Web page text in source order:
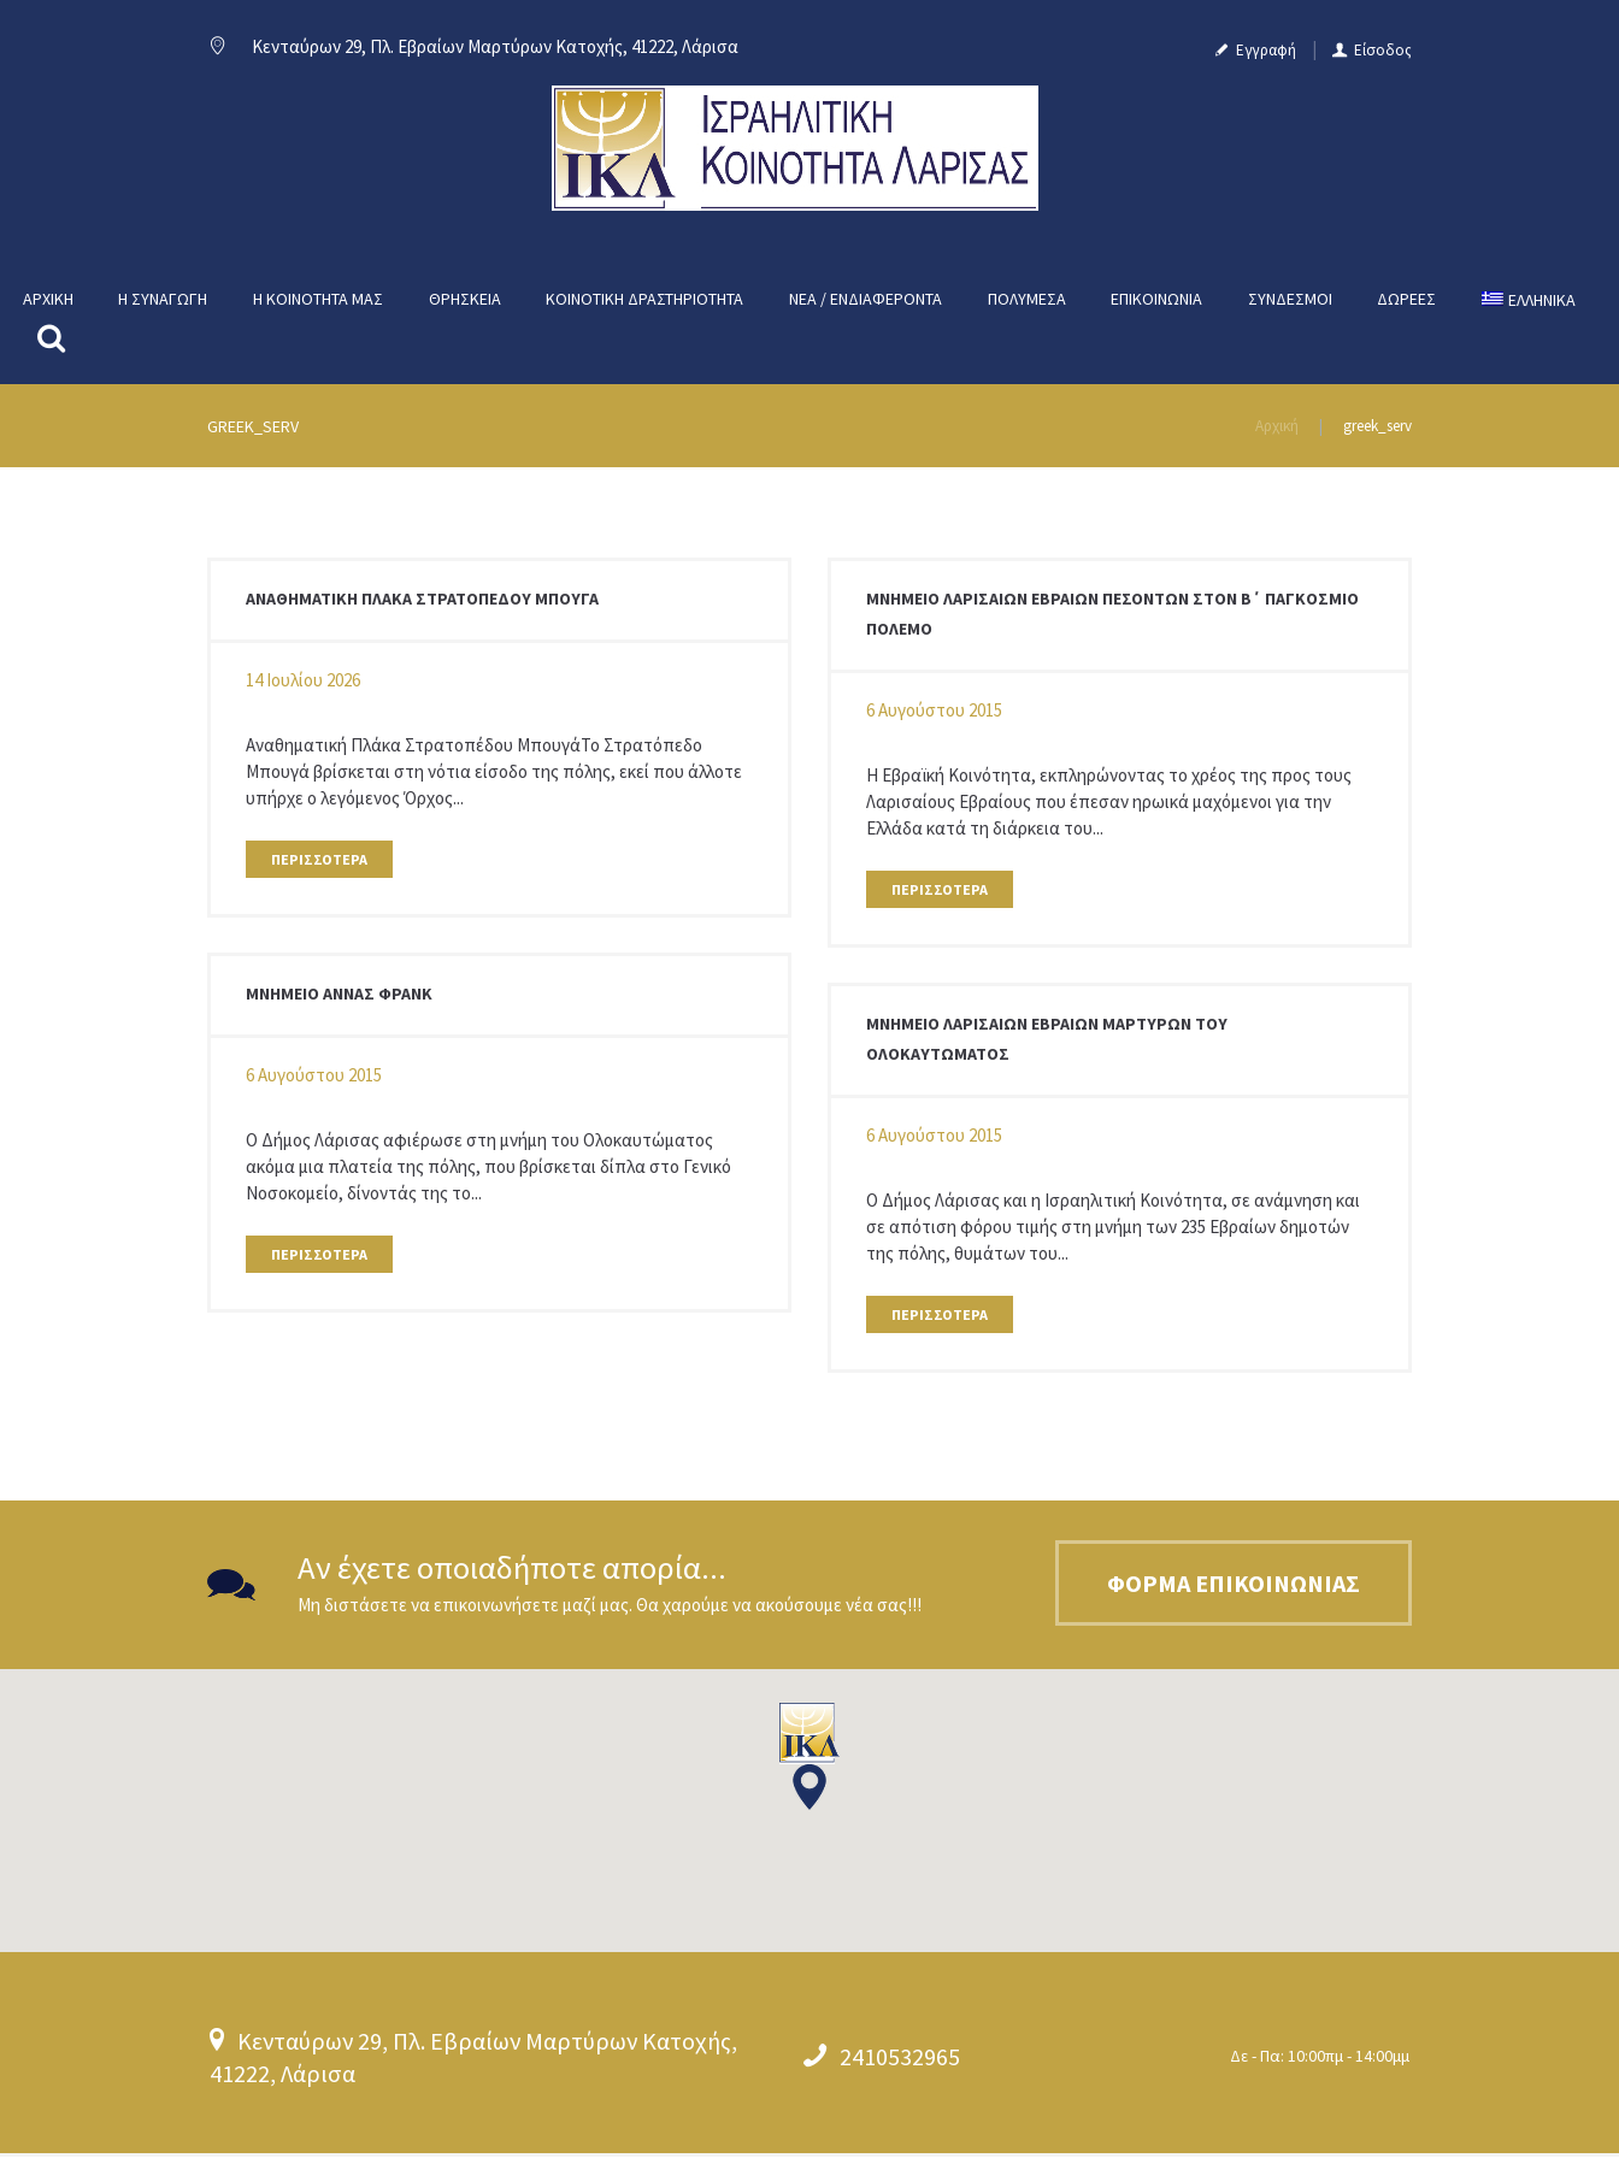
Κενταύρων 29, Πλ. Εβραίων Μαρτύρων Κατοχής, 41222, Λάρισα Εγγραφή Είσοδος
ΑΡΧΙΚΉ Η ΣΥΝΑΓΩΓΉ Η ΚΟΙΝΌΤΗΤΑ ΜΑΣ ΘΡΗΣΚΕΊΑ ΚΟΙΝΟΤΙΚΉ ΔΡΑΣΤΗΡΙΌΤΗΤΑ ΝΈΑ / ΕΝΔΙΑΦΈΡΟΝΤΑ ΠΟΛΥΜΈΣΑ ΕΠΙΚΟΙΝΩΝΊΑ ΣΎΝΔΕΣΜΟΙ ΔΩΡΕΈΣ ΕΛΛΗΝΙΚΑ
GREEK_SERV Αρχική greek_serv
ΑΝΑΘΗΜΑΤΙΚΉ ΠΛΆΚΑ ΣΤΡΑΤΟΠΈΔΟΥ ΜΠΟΥΓΆ
14 Ιουλίου 2026
Αναθηματική Πλάκα Στρατοπέδου ΜπουγάΤο Στρατόπεδο
Μπουγά βρίσκεται στη νότια είσοδο της πόλης, εκεί που άλλοτε
υπήρχε ο λεγόμενος Όρχος...
ΠΕΡΙΣΣΌΤΕΡΑ
ΜΝΗΜΕΊΟ ΛΑΡΙΣΑΊΩΝ ΕΒΡΑΊΩΝ ΠΕΣΌΝΤΩΝ ΣΤΟΝ Β΄ ΠΑΓΚΌΣΜΙΟ
ΠΌΛΕΜΟ
6 Αυγούστου 2015
Η Εβραϊκή Κοινότητα, εκπληρώνοντας το χρέος της προς τους
Λαρισαίους Εβραίους που έπεσαν ηρωικά μαχόμενοι για την
Ελλάδα κατά τη διάρκεια του...
ΠΕΡΙΣΣΌΤΕΡΑ
ΜΝΗΜΕΊΟ ΆΝΝΑΣ ΦΡΑΝΚ
6 Αυγούστου 2015
Ο Δήμος Λάρισας αφιέρωσε στη μνήμη του Ολοκαυτώματος
ακόμα μια πλατεία της πόλης, που βρίσκεται δίπλα στο Γενικό
Νοσοκομείο, δίνοντάς της το...
ΠΕΡΙΣΣΌΤΕΡΑ
ΜΝΗΜΕΊΟ ΛΑΡΙΣΑΊΩΝ ΕΒΡΑΊΩΝ ΜΑΡΤΎΡΩΝ ΤΟΥ
ΟΛΟΚΑΥΤΏΜΑΤΟΣ
6 Αυγούστου 2015
Ο Δήμος Λάρισας και η Ισραηλιτική Κοινότητα, σε ανάμνηση και
σε απότιση φόρου τιμής στη μνήμη των 235 Εβραίων δημοτών
της πόλης, θυμάτων του...
ΠΕΡΙΣΣΌΤΕΡΑ
Αν έχετε οποιαδήποτε απορία...
Μη διστάσετε να επικοινωνήσετε μαζί μας. Θα χαρούμε να ακούσουμε νέα σας!!!
ΦΌΡΜΑ ΕΠΙΚΟΙΝΩΝΊΑΣ
Κενταύρων 29, Πλ. Εβραίων Μαρτύρων Κατοχής,
41222, Λάρισα
2410532965 Δε - Πα: 10:00πμ - 14:00μμ